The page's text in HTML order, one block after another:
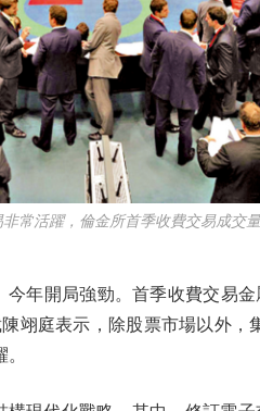
活躍，倫金所首季收費交易成交量
開局強勁。首季收費交易金
翊庭表示，除股票市場以外